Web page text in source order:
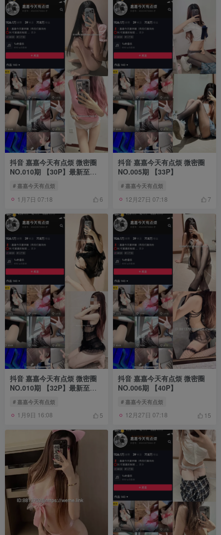
抖音 嘉嘉今天有点烦 微密圈
NO.010期 【30P】最新至：
# 嘉嘉今天有点烦
1月7日 07:18 6
抖音 嘉嘉今天有点烦 微密圈
NO.005期 【33P】
# 嘉嘉今天有点烦
12月27日 07:18 7
抖音 嘉嘉今天有点烦 微密圈
NO.010期 【32P】最新至：
# 嘉嘉今天有点烦
1月9日 16:08 5
抖音 嘉嘉今天有点烦 微密圈
NO.006期 【40P】
# 嘉嘉今天有点烦
12月27日 07:18 15